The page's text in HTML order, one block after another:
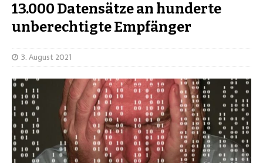
13.000 Datensätze an hunderte
unberechtigte Empfänger
3. August 2021